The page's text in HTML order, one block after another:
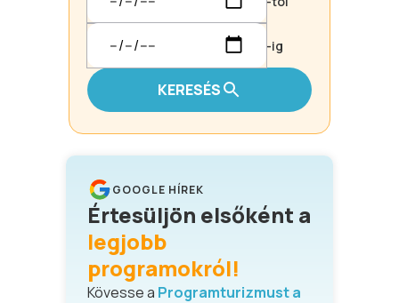
-ig
KERESÉS
GOOGLE HÍREK
Értesüljön elsőként a
legjobb
programokról!
Kövesse a Programturizmust a